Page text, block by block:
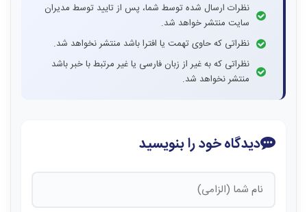
نظرات ارسال شده توسط شما، پس از تایید توسط مدیران
سایت منتشر خواهد شد.
نظراتی که حاوی تهمت یا افترا باشد منتشر نخواهد شد.
نظراتی که به غیر از زبان فارسی یا غیر مرتبط با خبر باشد
منتشر نخواهد شد.
دیدگاه خود را بنویسید